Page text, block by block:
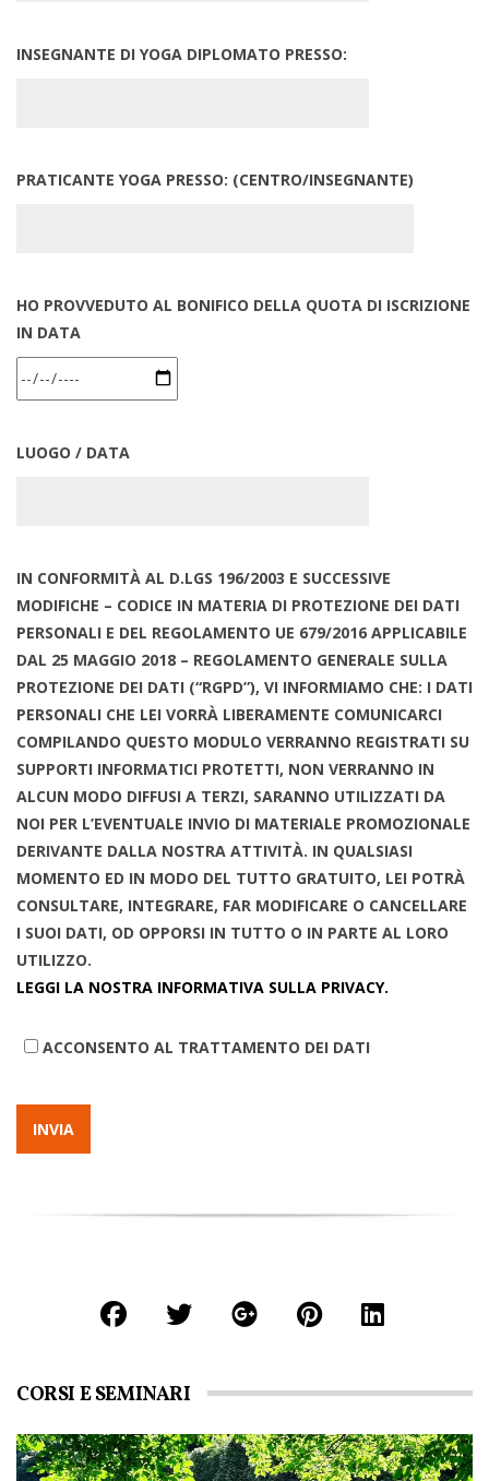
INSEGNANTE DI YOGA DIPLOMATO PRESSO:
PRATICANTE YOGA PRESSO: (CENTRO/INSEGNANTE)
HO PROVVEDUTO AL BONIFICO DELLA QUOTA DI ISCRIZIONE
IN DATA
LUOGO / DATA
IN CONFORMITÀ AL D.LGS 196/2003 E SUCCESSIVE
MODIFICHE – CODICE IN MATERIA DI PROTEZIONE DEI DATI
PERSONALI E DEL REGOLAMENTO UE 679/2016 APPLICABILE
DAL 25 MAGGIO 2018 – REGOLAMENTO GENERALE SULLA
PROTEZIONE DEI DATI (“RGPD”), VI INFORMIAMO CHE: I DATI
PERSONALI CHE LEI VORRÀ LIBERAMENTE COMUNICARCI
COMPILANDO QUESTO MODULO VERRANNO REGISTRATI SU
SUPPORTI INFORMATICI PROTETTI, NON VERRANNO IN
ALCUN MODO DIFFUSI A TERZI, SARANNO UTILIZZATI DA
NOI PER L’EVENTUALE INVIO DI MATERIALE PROMOZIONALE
DERIVANTE DALLA NOSTRA ATTIVITÀ. IN QUALSIASI
MOMENTO ED IN MODO DEL TUTTO GRATUITO, LEI POTRÀ
CONSULTARE, INTEGRARE, FAR MODIFICARE O CANCELLARE
I SUOI DATI, OD OPPORSI IN TUTTO O IN PARTE AL LORO
UTILIZZO.
LEGGI LA NOSTRA INFORMATIVA SULLA PRIVACY.
ACCONSENTO AL TRATTAMENTO DEI DATI
CORSI E SEMINARI